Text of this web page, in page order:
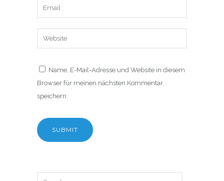
Name, E-Mail-Adresse und Website in diesem
Browser für meinen nächsten Kommentar
speichern.